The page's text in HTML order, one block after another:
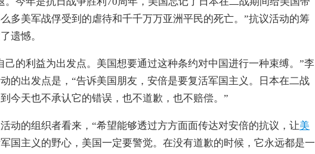
多美军战俘受到的虐待和千千万万亚洲平民的死亡。”抗议活动的筹
遗憾。
的利益为出发点。美国想要通过这种条约对中国进行一种束缚。”李
的出发点是，“告诉美国朋友，安倍是要复活军国主义。日本在二战
今天也不承认它的错误，也不道歉，也不赔偿。”
的组织者看来，“希望能够透过方方面面传达对安倍的抗议，让美
国主义的野心，美国一定要警觉。在没有道歉的时候，它永远都是一